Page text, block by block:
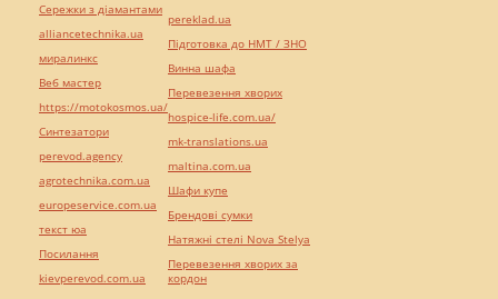
Сережки з діамантами
alliancetechnika.ua
миралинкс
Веб мастер
https://motokosmos.ua/
Синтезатори
perevod.agency
agrotechnika.com.ua
europeservice.com.ua
текст юа
Посилання
kievperevod.com.ua
pereklad.ua
Підготовка до НМТ / ЗНО
Винна шафа
Перевезення хворих
hospice-life.com.ua/
mk-translations.ua
maltina.com.ua
Шафи купе
Брендові сумки
Натяжні стелі Nova Stelya
Перевезення хворих за
кордон